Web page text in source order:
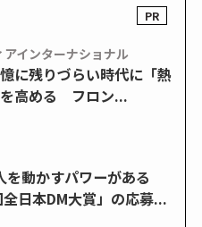
アインターナショナル
に残りづらい時代に「熱
高める フロン...
を動かすパワーがある
全日本DM大賞」の応募...